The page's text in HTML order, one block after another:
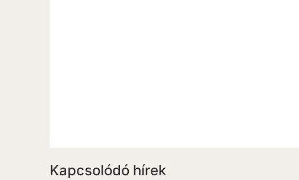
Kapcsolódó hírek